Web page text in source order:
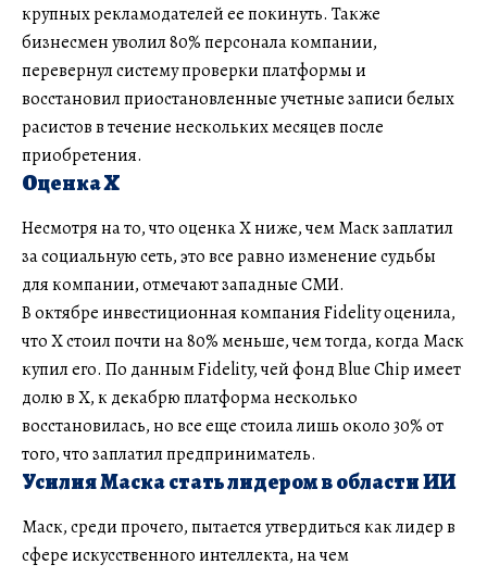
крупных рекламодателей ее покинуть. Также
бизнесмен уволил 80% персонала компании,
перевернул систему проверки платформы и
восстановил приостановленные учетные записи белых
расистов в течение нескольких месяцев после
приобретения.
Оценка X
Несмотря на то, что оценка X ниже, чем Маск заплатил
за социальную сеть, это все равно изменение судьбы
для компании, отмечают западные СМИ.
В октябре инвестиционная компания Fidelity оценила,
что X стоил почти на 80% меньше, чем тогда, когда Маск
купил его. По данным Fidelity, чей фонд Blue Chip имеет
долю в X, к декабрю платформа несколько
восстановилась, но все еще стоила лишь около 30% от
того, что заплатил предприниматель.
Усилия Маска стать лидером в области ИИ
Маск, среди прочего, пытается утвердиться как лидер в
сфере искусственного интеллекта, на чем